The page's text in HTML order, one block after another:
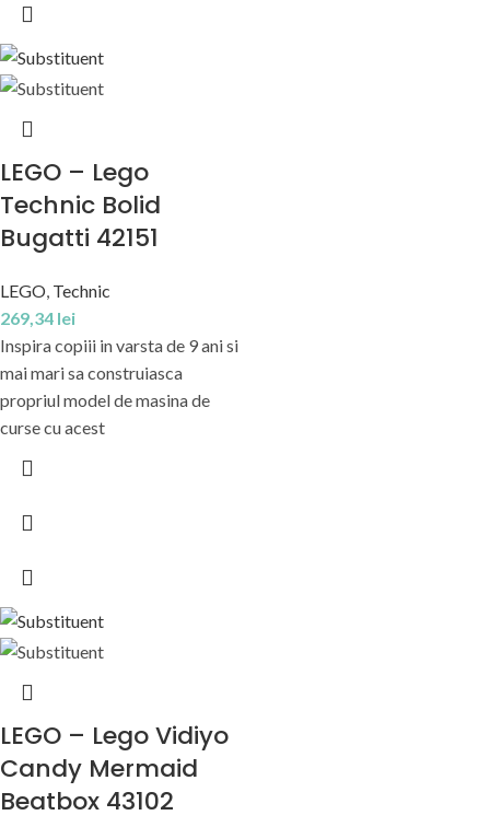
LEGO – Lego
Technic Bolid
Bugatti 42151
LEGO, Technic
269,34 lei
Inspira copiii in varsta de 9 ani si
mai mari sa construiasca
propriul model de masina de
curse cu acest
LEGO – Lego Vidiyo
Candy Mermaid
Beatbox 43102